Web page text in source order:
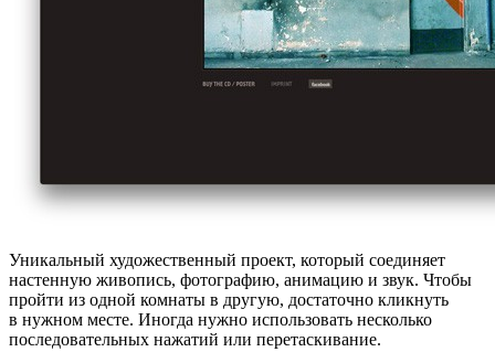
Уникальный художественный проект, который соединяет
настенную живопись, фотографию, анимацию и звук. Чтобы
пройти из одной комнаты в другую, достаточно кликнуть
в нужном месте. Иногда нужно использовать несколько
последовательных нажатий или перетаскивание.